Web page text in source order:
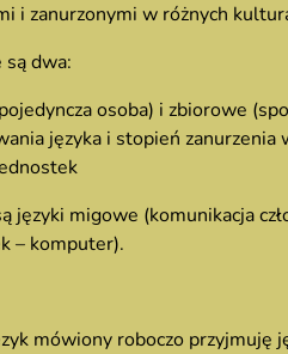
i zanurzonymi w różnych
dwa:
osoba) i zbiorowe
języka i stopień
języki migowe (komunikacja
– komputer).
mówiony roboczo przyjmuję